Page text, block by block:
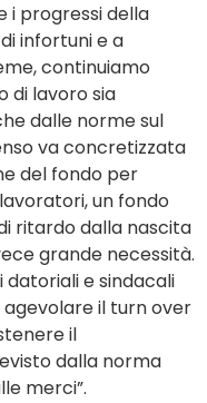
i progressi della
infortuni e a
continuiamo
di lavoro sia
dalle norme sul
va concretizzata
del fondo per
un fondo
ritardo dalla nascita
grande necessità.
e sindacali
il turn over
il
dalla norma
merci”.